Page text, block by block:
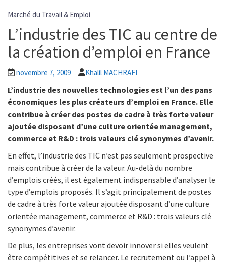
Marché du Travail & Emploi
L’industrie des TIC au centre de
la création d’emploi en France
novembre 7, 2009 Khalil MACHRAFI
L’industrie des nouvelles technologies est l’un des pans
économiques les plus créateurs d’emploi en France. Elle
contribue à créer des postes de cadre à très forte valeur
ajoutée disposant d’une culture orientée management,
commerce et R&D : trois valeurs clé synonymes d’avenir.
En effet, l’industrie des TIC n’est pas seulement prospective
mais contribue à créer de la valeur. Au-delà du nombre
d’emplois créés, il est également indispensable d’analyser le
type d’emplois proposés. Il s’agit principalement de postes
de cadre à très forte valeur ajoutée disposant d’une culture
orientée management, commerce et R&D : trois valeurs clé
synonymes d’avenir.
De plus, les entreprises vont devoir innover si elles veulent
être compétitives et se relancer. Le recrutement ou l’appel à